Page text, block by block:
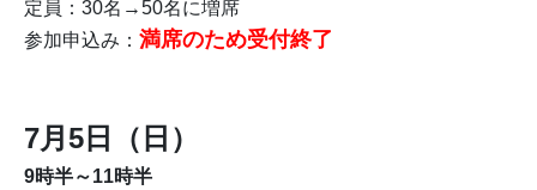
定員：30名→50名に増席
参加申込み： 満席のため受付終了
7月5日（日）
9時半～11時半